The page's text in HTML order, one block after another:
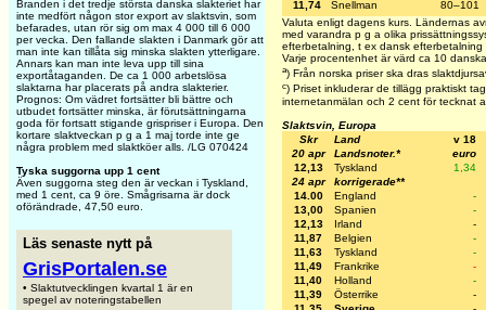
Branden i det tredje största danska slakteriet har
inte medfört någon stor export av slaktsvin, som
befarades, utan rör sig om max 4 000 till 6 000
per vecka. Den fallande slakten i Danmark gör att
man inte kan tillåta sig minska slakten ytterligare.
Annars kan man inte leva upp till sina
exportåtaganden. De ca 1 000 arbetslösa
slaktarna har placerats på andra slakterier.
Prognos: Om vädret fortsätter bli bättre och
utbudet fortsätter minska, är förutsättningarna
goda för fortsatt stigande grispriser i Europa. Den
kortare slaktveckan p g a 1 maj torde inte ge
några problem med slaktköer alls. /LG 070424
Tyska suggorna upp 1 cent
Även suggorna steg den är veckan i Tyskland,
med 1 cent, ca 9 öre. Smågrisarna är dock
oförändrade, 47,50 euro.
Läs senaste nytt på
GrisPortalen.se
• Slaktutvecklingen kvartal 1 är en
spegel av noteringstabellen
11,74
Snellman
80–101
Valuta enligt dagens kurs. Ländernas
med varandra p g a olika
efterbetalning, t ex dansk
Varje procentenhet är värd ca 10
a) Från norska priser ska dras
c) Priset inkluderar de tillägg praktiskt
internetanmälan och 2 cent för tecknat
Slaktsvin, Europa
Skr
Land
v 18
20 apr
Landsnoter.*
euro
12,13
Tyskland
1,34
24 apr
korrigerade**
14.00
England
-
13,00
Spanien
-
12,13
Irland
-
11,87
Belgien
-
11,63
Tyskland
-
11,49
Frankrike
-
11,40
Holland
-
11,39
Österrike
-